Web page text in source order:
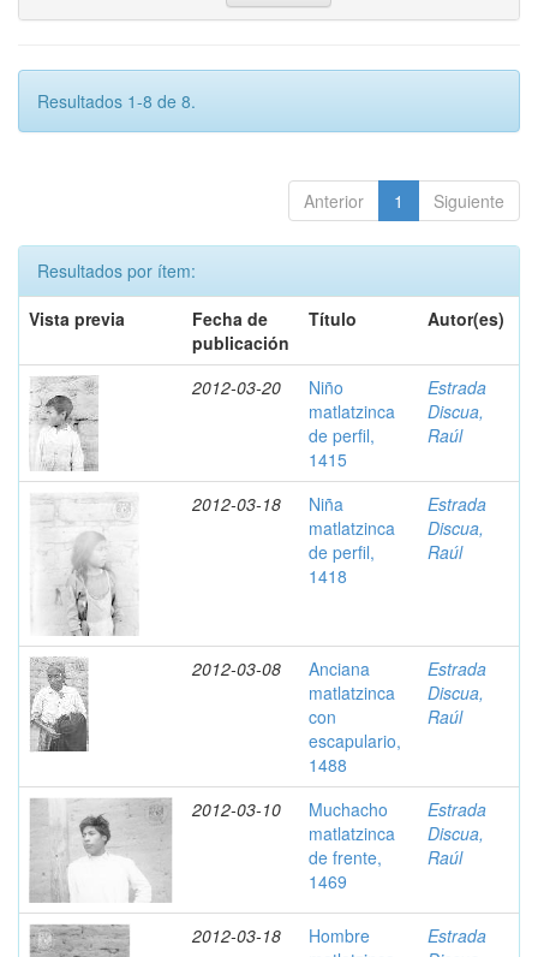
Resultados 1-8 de 8.
Anterior 1 Siguiente
Resultados por ítem:
Vista previa
Fecha de
publicación
Título Autor(es)
2012-03-20
Niño
matlatzinca
de perfil,
1415
Estrada
Discua,
Raúl
2012-03-18
Niña
matlatzinca
de perfil,
1418
Estrada
Discua,
Raúl
2012-03-08
Anciana
matlatzinca
con
escapulario,
1488
Estrada
Discua,
Raúl
2012-03-10
Muchacho
matlatzinca
de frente,
1469
Estrada
Discua,
Raúl
2012-03-18
Hombre
Estrada